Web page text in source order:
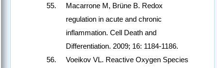
Macarrone M, Brüne B. Redox
regulation in acute and chronic
inflammation. Cell Death and
Differentiation. 2009; 16: 1184-1186.
Voeikov VL. Reactive Oxygen Species